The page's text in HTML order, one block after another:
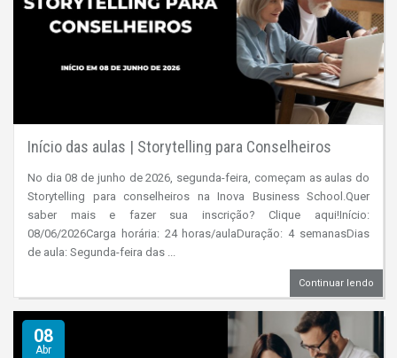
Início das aulas | Storytelling para Conselheiros
No dia 08 de junho de 2026, segunda-feira, começam as aulas do
Storytelling para conselheiros na Inova Business School.Quer
saber mais e fazer sua inscrição? Clique aqui!Início:
08/06/2026Carga horária: 24 horas/aulaDuração: 4 semanasDias
de aula: Segunda-feira das ...
Continuar lendo
08
Abr